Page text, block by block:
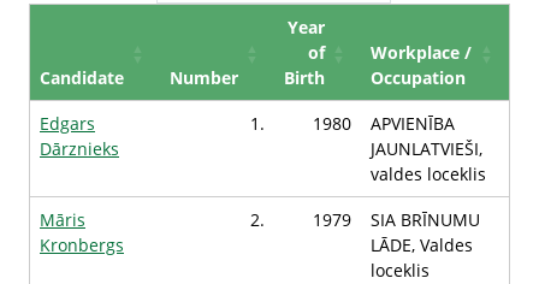
Candidate Number
Year
of
Birth
Workplace /
Occupation
Edgars
Dārznieks
1. 1980
APVIENĪBA
JAUNLATVIEŠI,
valdes loceklis
Māris
Kronbergs
2. 1979
SIA BRĪNUMU
LĀDE, Valdes
loceklis